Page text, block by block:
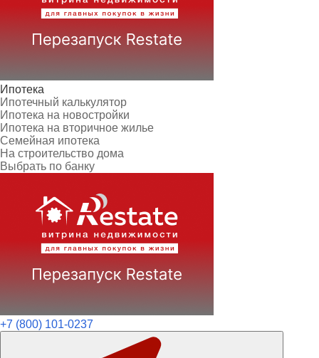
Ипотека
Ипотечный калькулятор
Ипотека на новостройки
Ипотека на вторичное жилье
Семейная ипотека
На строительство дома
Выбрать по банку
+7 (800) 101-0237